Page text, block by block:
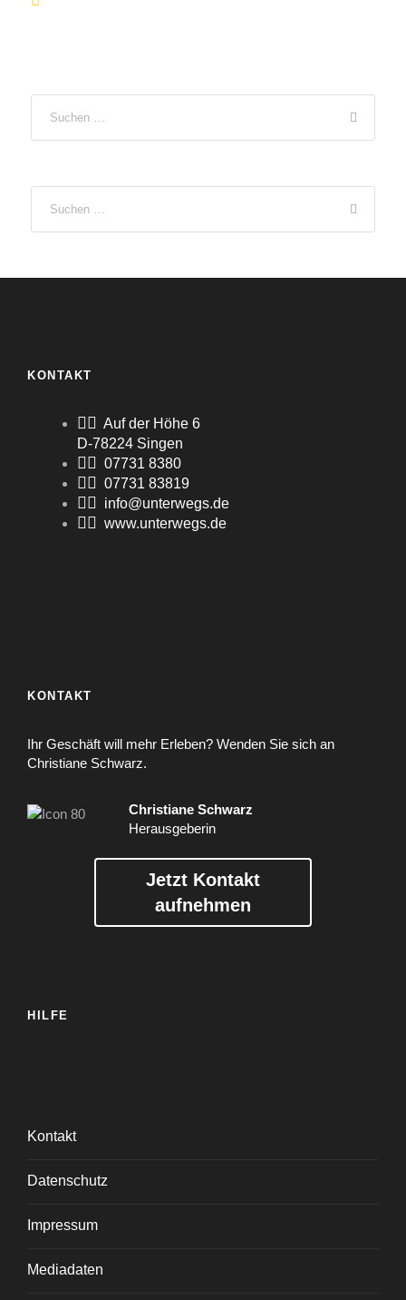
KONTAKT
Auf der Höhe 6
D-78224 Singen
07731 8380
07731 83819
info@unterwegs.de
www.unterwegs.de
KONTAKT
Ihr Geschäft will mehr Erleben? Wenden Sie sich an
Christiane Schwarz.
Christiane Schwarz
Herausgeberin
Jetzt Kontakt
aufnehmen
HILFE
Kontakt
Datenschutz
Impressum
Mediadaten